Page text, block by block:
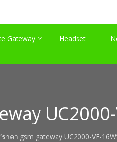
Gateway Headset
คา gsm gateway UC2000-VF-